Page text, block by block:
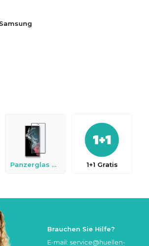
Panzerglas & Schutzfolien 1+1 Gratis
Brauchen Sie Hilfe?
E-mail: service@huellen-